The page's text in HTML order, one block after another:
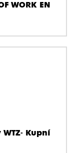
WORK EN
Kupní